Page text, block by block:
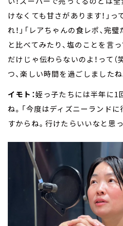
けなくても甘さがあります！」って
れ！」「レアちゃんの食レポ、完
と比べてみたり、塩のことを言っ
だけじゃ伝わらないのよ！って（
つ、楽しい時間を過ごしましたね
イモト：姪っ子たちには半年に1
ね。「今度はディズニーランドに
すからね。行けたらいいなと思